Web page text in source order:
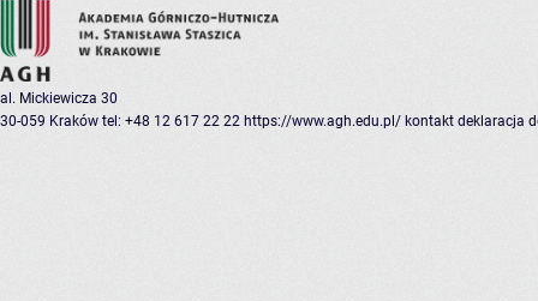
al. Mickiewicza 30
30-059 Kraków tel: +48 12 617 22 22 https://www.agh.edu.pl/ kontakt deklaracja